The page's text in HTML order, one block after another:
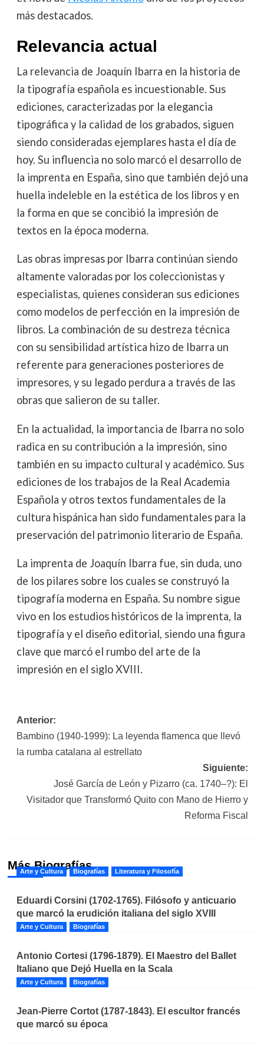
más destacados.
Relevancia actual
La relevancia de Joaquín Ibarra en la historia de
la tipografía española es incuestionable. Sus
ediciones, caracterizadas por la elegancia
tipográfica y la calidad de los grabados, siguen
siendo consideradas ejemplares hasta el día de
hoy. Su influencia no solo marcó el desarrollo de
la imprenta en España, sino que también dejó una
huella indeleble en la estética de los libros y en
la forma en que se concibió la impresión de
textos en la época moderna.
Las obras impresas por Ibarra continúan siendo
altamente valoradas por los coleccionistas y
especialistas, quienes consideran sus ediciones
como modelos de perfección en la impresión de
libros. La combinación de su destreza técnica
con su sensibilidad artística hizo de Ibarra un
referente para generaciones posteriores de
impresores, y su legado perdura a través de las
obras que salieron de su taller.
En la actualidad, la importancia de Ibarra no solo
radica en su contribución a la impresión, sino
también en su impacto cultural y académico. Sus
ediciones de los trabajos de la Real Academia
Española y otros textos fundamentales de la
cultura hispánica han sido fundamentales para la
preservación del patrimonio literario de España.
La imprenta de Joaquín Ibarra fue, sin duda, uno
de los pilares sobre los cuales se construyó la
tipografía moderna en España. Su nombre sigue
vivo en los estudios históricos de la imprenta, la
tipografía y el diseño editorial, siendo una figura
clave que marcó el rumbo del arte de la
impresión en el siglo XVIII.
Navegación
de
Anterior:
Bambino (1940-1999): La leyenda flamenca que llevó
la rumba catalana al estrellato
Siguiente:
José García de León y Pizarro (ca. 1740–?): El
Visitador que Transformó Quito con Mano de Hierro y
Reforma Fiscal
Más Biografías
Arte y Cultura Biografías Literatura y Filosofía
Eduardi Corsini (1702-1765). Filósofo y anticuario
que marcó la erudición italiana del siglo XVIII
Arte y Cultura Biografías
Antonio Cortesi (1796-1879). El Maestro del Ballet
Italiano que Dejó Huella en la Scala
Arte y Cultura Biografías
Jean-Pierre Cortot (1787-1843). El escultor francés
que marcó su época